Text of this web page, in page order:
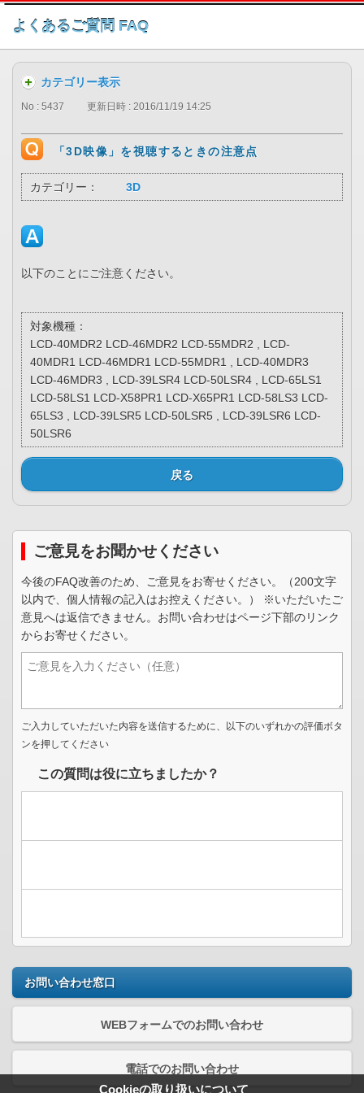
このページの本文へ
よくあるご質問 FAQ
Cookieの取り扱いについて
カテゴリー表示
No : 5437 更新日時 : 2016/11/19 14:25
「3D映像」を視聴するときの注意点
カテゴリー： 3D
以下のことにご注意ください。
対象機種：
LCD-40MDR2 LCD-46MDR2 LCD-55MDR2 , LCD-
40MDR1 LCD-46MDR1 LCD-55MDR1 , LCD-40MDR3
LCD-46MDR3 , LCD-39LSR4 LCD-50LSR4 , LCD-65LS1
LCD-58LS1 LCD-X58PR1 LCD-X65PR1 LCD-58LS3 LCD-
65LS3 , LCD-39LSR5 LCD-50LSR5 , LCD-39LSR6 LCD-
50LSR6
戻る
ご意見をお聞かせください
今後のFAQ改善のため、ご意見をお寄せください。（200文字
以内で、個人情報の記入はお控えください。） ※いただいたご
意見へは返信できません。お問い合わせはページ下部のリンク
からお寄せください。
ご入力していただいた内容を送信するために、以下のいずれかの評価ボタ
ンを押してください
この質問は役に立ちましたか？
お問い合わせ窓口
WEBフォームでのお問い合わせ
電話でのお問い合わせ